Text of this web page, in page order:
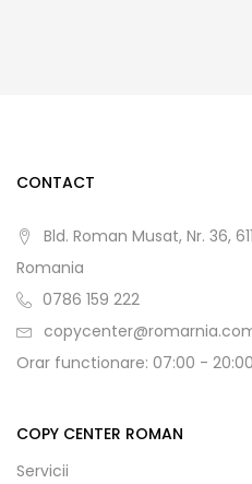
CONTACT
Bld. Roman Musat, Nr. 36,
Romania
0786 159 222
Orar functionare: 07:00 - 20:00
COPY CENTER ROMAN
Servicii